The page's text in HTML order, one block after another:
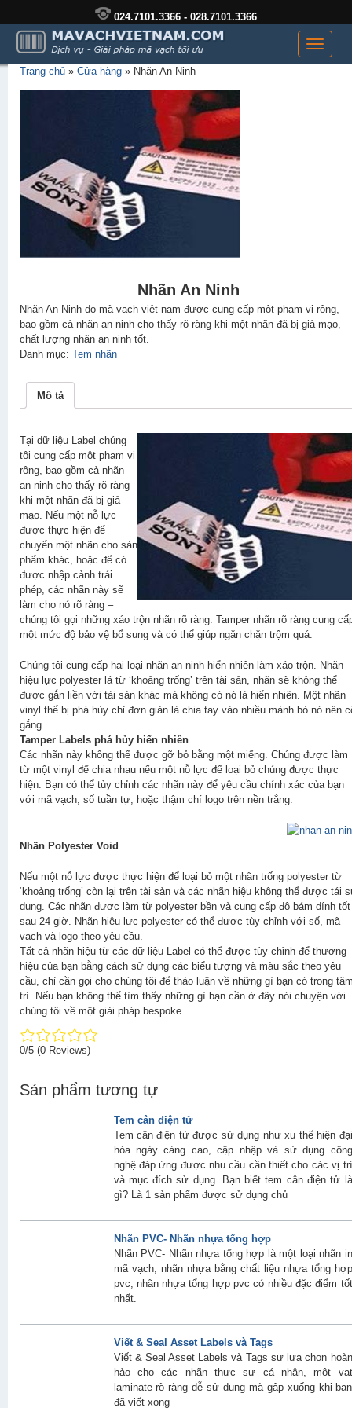
024.7101.3366 - 028.7101.3366
Toggle
Trang chủ » Cửa hàng » Nhãn An Ninh
Nhãn An Ninh
Nhãn An Ninh do mã vạch việt nam được cung cấp một phạm vi rộng,
bao gồm cả nhãn an ninh cho thấy rõ ràng khi một nhãn đã bị giả mạo,
chất lượng nhãn an ninh tốt.
Danh mục: Tem nhãn
Mô tả
Tại dữ liệu Label chúng
tôi cung cấp một phạm vi
rộng, bao gồm cả nhãn
an ninh cho thấy rõ ràng
khi một nhãn đã bị giả
mạo. Nếu một nỗ lực
được thực hiện để
chuyển một nhãn cho sản
phẩm khác, hoặc để có
được nhập cảnh trái
phép, các nhãn này sẽ
làm cho nó rõ ràng –
chúng tôi gọi những xáo trộn nhãn rõ ràng. Tamper nhãn rõ ràng cung
một mức độ bảo vệ bổ sung và có thể giúp ngăn chặn trộm quá.
Chúng tôi cung cấp hai loại nhãn an ninh hiển nhiên làm xáo trộn. Nhãn
hiệu lực polyester lá từ ‘khoảng trống’ trên tài sản, nhãn sẽ không thể
được gắn liền với tài sản khác mà không có nó là hiển nhiên. Một nhãn
vinyl thể bị phá hủy chỉ đơn giản là chia tay vào nhiều mảnh bỏ nó nên
gắng.
Tamper Labels phá hủy hiển nhiên
Các nhãn này không thể được gỡ bỏ bằng một miếng. Chúng được làm
từ một vinyl để chia nhau nếu một nỗ lực để loại bỏ chúng được thực
hiện. Bạn có thể tùy chỉnh các nhãn này để yêu cầu chính xác của bạn
với mã vạch, số tuần tự, hoặc thậm chí logo trên nền trắng.
Nhãn Polyester Void
Nếu một nỗ lực được thực hiện để loại bỏ một nhãn trống polyester từ
‘khoảng trống’ còn lại trên tài sản và các nhãn hiệu không thể được tái
dụng. Các nhãn được làm từ polyester bền và cung cấp độ bám dính tốt
sau 24 giờ. Nhãn hiệu lực polyester có thể được tùy chỉnh với số, mã
vạch và logo theo yêu cầu.
Tất cả nhãn hiệu từ các dữ liệu Label có thể được tùy chỉnh để thương
hiệu của bạn bằng cách sử dụng các biểu tượng và màu sắc theo yêu
cầu, chỉ cần gọi cho chúng tôi để thảo luận về những gì bạn có trong
trí. Nếu bạn không thể tìm thấy những gì bạn cần ở đây nói chuyện với
chúng tôi về một giải pháp bespoke.
0/5 (0 Reviews)
Sản phẩm tương tự
Tem cân điện tử
Tem cân điện tử được sử dụng như xu thế hiện đại
hóa ngày càng cao, cập nhập và sử dụng công
nghệ đáp ứng được nhu cầu cần thiết cho các vị trí
và mục đích sử dụng. Bạn biết tem cân điện tử là
gì? Là 1 sản phẩm được sử dụng chủ
Nhãn PVC- Nhãn nhựa tổng hợp
Nhãn PVC- Nhãn nhựa tổng hợp là một loại nhãn in
mã vạch, nhãn nhựa bằng chất liệu nhựa tổng hợp
pvc, nhãn nhựa tổng hợp pvc có nhiều đặc điểm tốt
nhất.
Viết & Seal Asset Labels và Tags
Viết & Seal Asset Labels và Tags sự lựa chọn hoàn
hảo cho các nhãn thực sự cá nhân, một vạt
laminate rõ ràng dễ sử dụng mà gập xuống khi bạn
đã viết xong